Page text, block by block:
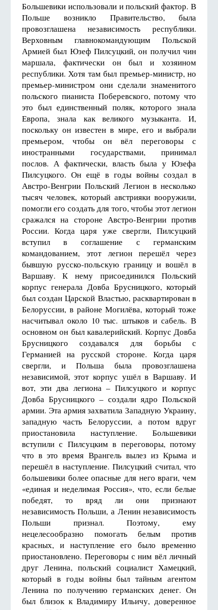
Большевики использовали и польский фактор. В
Польше возникло Правительство, была
провозглашена независимость республики.
Верховным главнокомандующим Польской
Армией был Юзеф Пилсуцкий, он получил чин
маршала, фактически он был и хозяином
республики. Хотя там был премьер-министр, но
премьер-министром они сделали знаменитого
польского пианиста Поберевского, потому что
это был единственный поляк, которого знала
Европа, знала как великого музыканта. И,
поскольку он известен в мире, его и выбрали
премьером, чтобы он вёл переговоры с
иностранными государствами, принимал
послов. А фактически, власть была у Юзефа
Пилсуцкого. Он ещё в годы войны создал в
Австро-Венгрии Польский Легион в несколько
тысяч человек, который австрияки вооружили,
помогли его создать для того, чтобы этот легион
сражался на стороне Австро-Венгрии против
России. Когда царя уже свергли, Пилсуцкий
вступил в соглашение с германским
командованием, этот легион перешёл через
бывшую русско-польскую границу и вошёл в
Варшаву. К нему присоединился Польский
корпус генерала Довба Брусницкого, который
был создан Царской Властью, расквартирован в
Белоруссии, в районе Могилёва, который тоже
насчитывал около 10 тыс. штыков и сабель. В
основном он был кавалерийский. Корпус Довба
Брусницкого создавался для борьбы с
Германией на русской стороне. Когда царя
свергли, и Польша была провозглашена
независимой, этот корпус ушёл в Варшаву. И
вот, эти два легиона – Пилсуцкого и корпус
Довба Брусницкого – создали ядро Польской
армии. Эта армия захватила Западную Украину,
западную часть Белоруссии, а потом вдруг
приостановила наступление. Большевики
вступили с Пилсуцким в переговоры, потому
что в это время Врангель вылез из Крыма и
перешёл в наступление. Пилсуцкий считал, что
большевики более опасные для него враги, чем
«единая и неделимая Россия», что, если белые
победят, то вряд ли они признают
независимость Польши, а Ленин независимость
Польши признал. Поэтому, ему
нецелесообразно помогать белым против
красных, и наступление его было временно
приостановлено. Переговоры с ним вёл личный
друг Ленина, польский социалист Хамецкий,
который в годы войны был тайным агентом
Ленина по получению германских денег. Он
был близок к Владимиру Ильичу, доверенное